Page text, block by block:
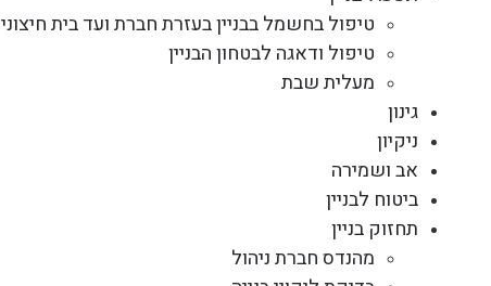
טיפול בחשמל בבניין בעזרת חברת ועד בית חיצוני
טיפול ודאגה לבטחון הבניין
מעלית שבת
גינון
ניקיון
אב ושמירה
ביטוח לבניין
תחזוק בניין
מהנדס חברת ניהול